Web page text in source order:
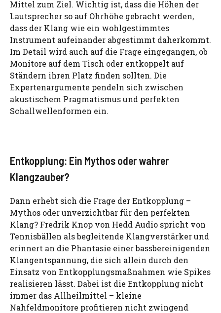
Mittel zum Ziel. Wichtig ist, dass die Höhen der
Lautsprecher so auf Ohrhöhe gebracht werden,
dass der Klang wie ein wohlgestimmtes
Instrument aufeinander abgestimmt daherkommt.
Im Detail wird auch auf die Frage eingegangen, ob
Monitore auf dem Tisch oder entkoppelt auf
Ständern ihren Platz finden sollten. Die
Expertenargumente pendeln sich zwischen
akustischem Pragmatismus und perfekten
Schallwellenformen ein.
Entkopplung: Ein Mythos oder wahrer
Klangzauber?
Dann erhebt sich die Frage der Entkopplung –
Mythos oder unverzichtbar für den perfekten
Klang? Fredrik Knop von Hedd Audio spricht von
Tennisbällen als begleitende Klangverstärker und
erinnert an die Phantasie einer bassbereinigenden
Klangentspannung, die sich allein durch den
Einsatz von Entkopplungsmaßnahmen wie Spikes
realisieren lässt. Dabei ist die Entkopplung nicht
immer das Allheilmittel – kleine
Nahfeldmonitore profitieren nicht zwingend